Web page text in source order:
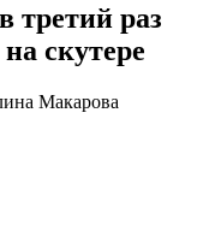
третий раз
скутере
Макарова